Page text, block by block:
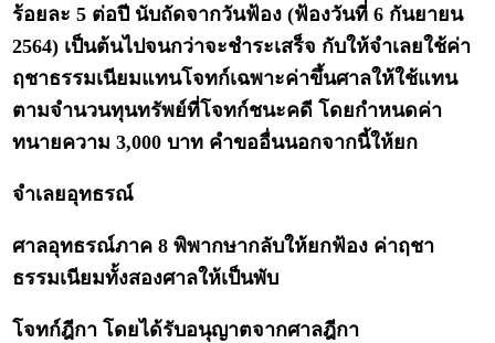
ร้อยละ 5 ต่อปี นับถัดจากวันฟ้อง (ฟ้องวันที่ 6 กันยายน
2564) เป็นต้นไปจนกว่าจะชำระเสร็จ กับให้จำเลยใช้ค่า
ฤชาธรรมเนียมแทนโจทก์เฉพาะค่าขึ้นศาลให้ใช้แทน
ตามจำนวนทุนทรัพย์ที่โจทก์ชนะคดี โดยกำหนดค่า
ทนายความ 3,000 บาท คำขออื่นนอกจากนี้ให้ยก
จำเลยอุทธรณ์
ศาลอุทธรณ์ภาค 8 พิพากษากลับให้ยกฟ้อง ค่าฤชา
ธรรมเนียมทั้งสองศาลให้เป็นพับ
โจทก์ฎีกา โดยได้รับอนุญาตจากศาลฎีกา